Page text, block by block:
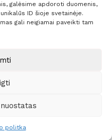
galėsime apdoroti duomenis,
ID šioje svetainėje.
gali neigiamai paveikti tam
politka
ITBrolis